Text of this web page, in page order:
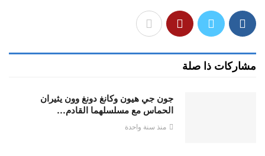
مشاركات ذا صلة
جون جي هيون وكانغ دونغ وون يثيران
الحماس مع مسلسلهما القادم…
منذ سنة واحدة